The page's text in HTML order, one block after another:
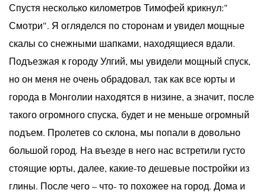
Спустя несколько километров Тимофей крикнул:"
Смотри". Я огляделся по сторонам и увидел мощные
скалы со снежными шапками, находящиеся вдали.
Подъезжая к городу Улгий, мы увидели мощный спуск,
но он меня не очень обрадовал, так как все юрты и
города в Монголии находятся в низине, а значит, после
такого огромного спуска, будет и не меньше огромный
подъем. Пролетев со склона, мы попали в довольно
большой город. На въезде в него нас встретили густо
стоящие юрты, далее, какие-то дешевые постройки из
глины. После чего – что- то похожее на город. Дома и